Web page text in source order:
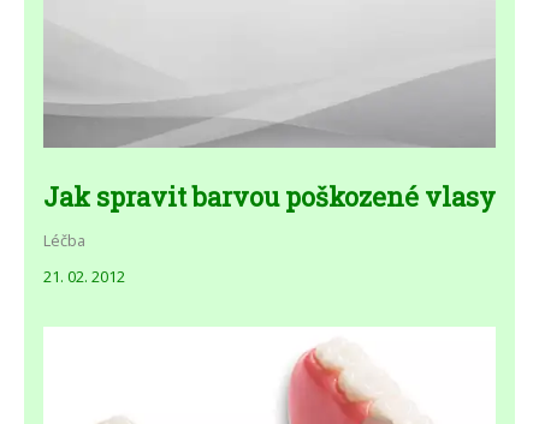
Jak spravit barvou poškozené vlasy
Léčba
21. 02. 2012